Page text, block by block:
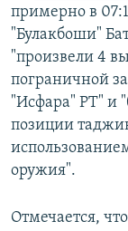
примерно в
"Булакбоши"
"произвели 4
пограничной
"Исфара" РТ" и
позиции
оружия".
Отмечается,